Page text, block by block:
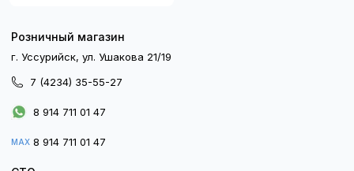
Розничный магазин
г. Уссурийск, ул. Ушакова 21/19
7 (4234) 35-55-27
8 914 711 01 47
MAX 8 914 711 01 47